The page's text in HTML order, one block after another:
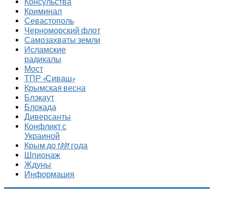
Криминал
Севастополь
Черноморский флот
Самозахваты земли
Исламские
радикалы
Мост
ТПР «Сиваш»
Крымская весна
Блэкаут
Блокада
Диверсанты
Конфликт с
Украиной
Крым до 1991 года
Шпионаж
Ждуны
Информация